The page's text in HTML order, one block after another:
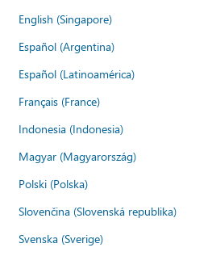
English (Singapore)
Español (Argentina)
Español (Latinoamérica)
Français (France)
Indonesia (Indonesia)
Magyar (Magyarország)
Polski (Polska)
Slovenčina (Slovenská republika)
Svenska (Sverige)